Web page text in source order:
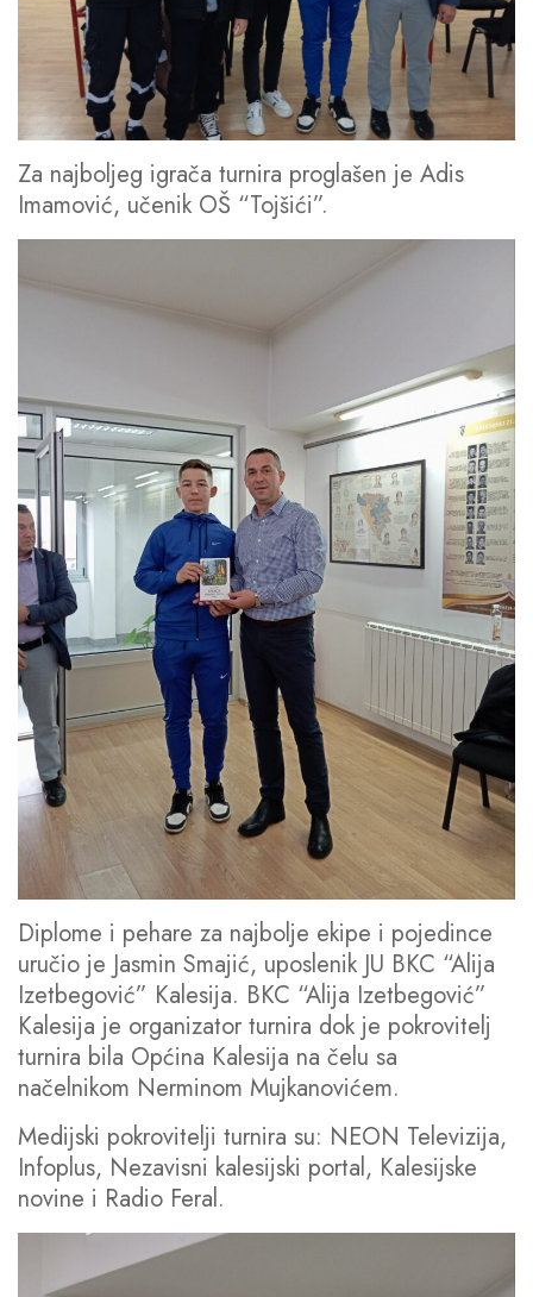
Za najboljeg igrača turnira proglašen je Adis
Imamović, učenik OŠ “Tojšići”.
Diplome i pehare za najbolje ekipe i pojedince
uručio je Jasmin Smajić, uposlenik JU BKC “Alija
Izetbegović” Kalesija. BKC “Alija Izetbegović”
Kalesija je organizator turnira dok je pokrovitelj
turnira bila Općina Kalesija na čelu sa
načelnikom Nerminom Mujkanovićem.
Medijski pokrovitelji turnira su: NEON Televizija,
Infoplus, Nezavisni kalesijski portal, Kalesijske
novine i Radio Feral.